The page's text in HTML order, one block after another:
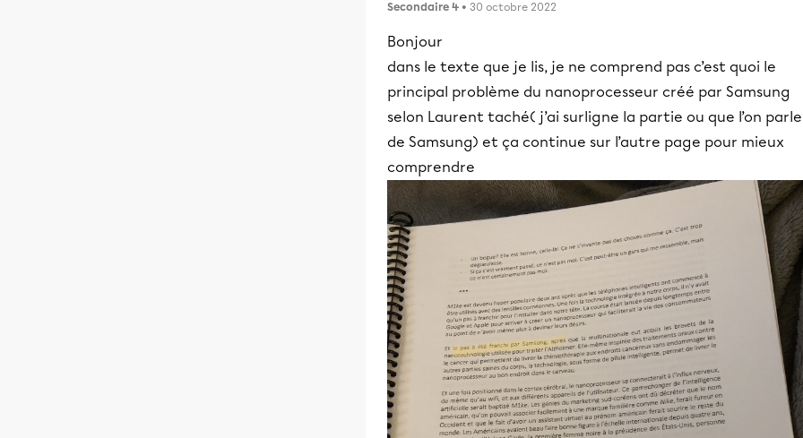
Secondaire 4 • 30 octobre 2022
Bonjour
dans le texte que je lis, je ne comprend pas c’est quoi le
principal problème du nanoprocesseur créé par Samsung
selon Laurent taché( j’ai surligne la partie ou que l’on parle
de Samsung) et ça continue sur l’autre page pour mieux
comprendre